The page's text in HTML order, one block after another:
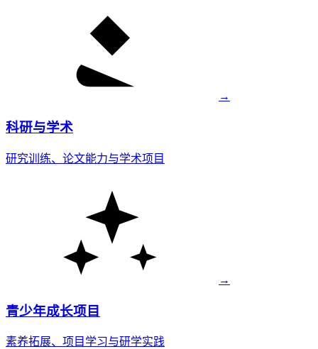
→
科研与学术
研究训练、论文能力与学术项目
→
青少年成长项目
素养拓展、项目学习与研学实践